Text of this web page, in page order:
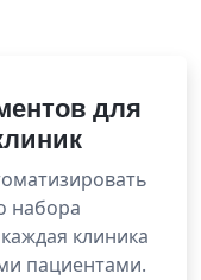
для
набора
клиника
пациентами.